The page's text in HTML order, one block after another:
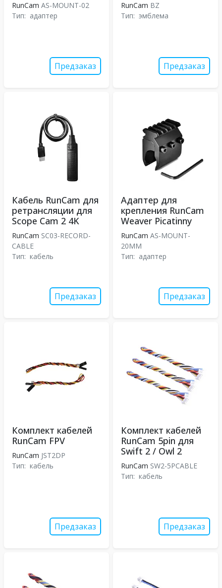
RunCam AS-MOUNT-02
Тип: адаптер
Предзаказ
RunCam BZ
Тип: эмблема
Предзаказ
Кабель RunCam для
ретрансляции для
Scope Cam 2 4K
RunCam SC03-RECORD-
CABLE
Тип: кабель
Предзаказ
Адаптер для
крепления RunCam
Weaver Picatinny
RunCam AS-MOUNT-
20MM
Тип: адаптер
Предзаказ
Комплект кабелей
RunCam FPV
RunCam JST2DP
Тип: кабель
Предзаказ
Комплект кабелей
RunCam 5pin для
Swift 2 / Owl 2
RunCam SW2-5PCABLE
Тип: кабель
Предзаказ